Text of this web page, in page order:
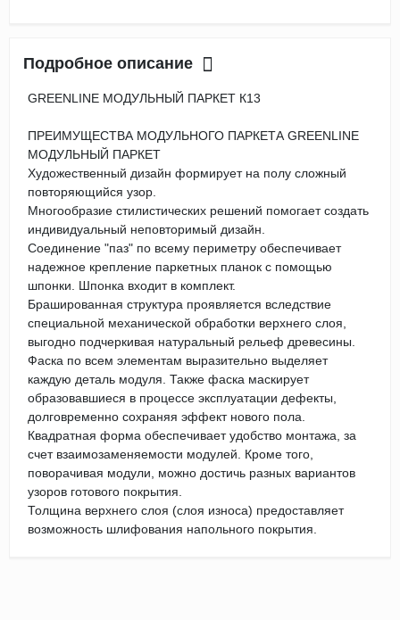
Подробное описание
GREENLINE МОДУЛЬНЫЙ ПАРКЕТ К13
ПРЕИМУЩЕСТВА МОДУЛЬНОГО ПАРКЕТА GREENLINE
МОДУЛЬНЫЙ ПАРКЕТ
Художественный дизайн формирует на полу сложный
повторяющийся узор.
Многообразие стилистических решений помогает создать
индивидуальный неповторимый дизайн.
Соединение "паз" по всему периметру обеспечивает
надежное крепление паркетных планок с помощью
шпонки. Шпонка входит в комплект.
Брашированная структура проявляется вследствие
специальной механической обработки верхнего слоя,
выгодно подчеркивая натуральный рельеф древесины.
Фаска по всем элементам выразительно выделяет
каждую деталь модуля. Также фаска маскирует
образовавшиеся в процессе эксплуатации дефекты,
долговременно сохраняя эффект нового пола.
Квадратная форма обеспечивает удобство монтажа, за
счет взаимозаменяемости модулей. Кроме того,
поворачивая модули, можно достичь разных вариантов
узоров готового покрытия.
Толщина верхнего слоя (слоя износа) предоставляет
возможность шлифования напольного покрытия.